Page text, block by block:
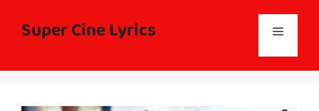
contentSuper Cine Lyrics Menu